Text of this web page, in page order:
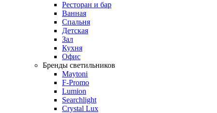
Ресторан и бар
Ванная
Спальня
Детская
Зал
Кухня
Офис
Бренды светильников
Maytoni
F-Promo
Lumion
Searchlight
Crystal Lux